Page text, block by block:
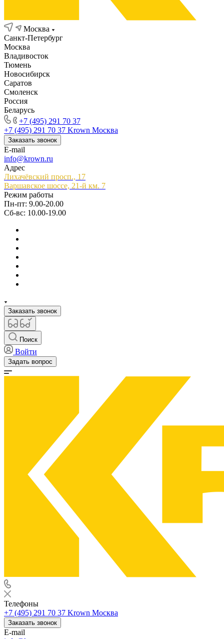
Москва
Санкт-Петербург
Москва
Владивосток
Тюмень
Новосибирск
Саратов
Смоленск
Россия
Беларусь
+7 (495) 291 70 37
+7 (495) 291 70 37 Krown Москва
Заказать звонок
E-mail
info@krown.ru
Адрес
Лихачёвский просп., 17
Варшавское шоссе, 21-й км. 7
Режим работы
Пн-пт: 9.00-20.00
Сб-вс: 10.00-19.00
Заказать звонок
Поиск
Войти
Задать вопрос
Телефоны
+7 (495) 291 70 37 Krown Москва
Заказать звонок
E-mail